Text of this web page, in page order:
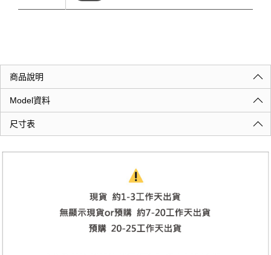
商品說明
Model資料
尺寸表